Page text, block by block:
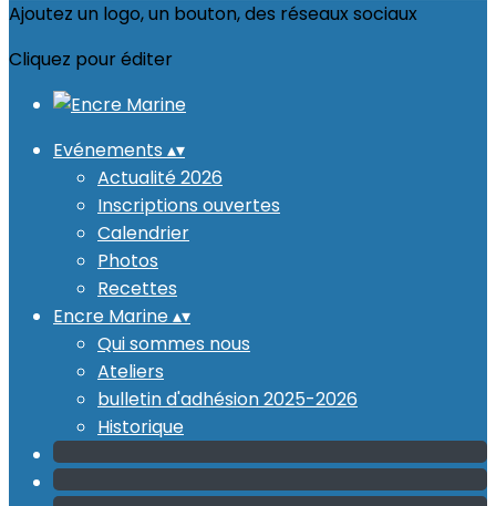
Ajoutez un logo, un bouton, des réseaux sociaux
Cliquez pour éditer
Evénements ▴▾
Actualité 2026
Inscriptions ouvertes
Calendrier
Photos
Recettes
Encre Marine▴▾
Qui sommes nous
Ateliers
bulletin d'adhésion 2025-2026
Historique